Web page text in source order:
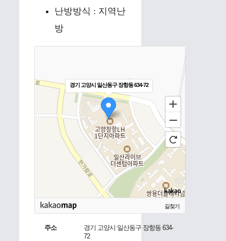
난방방식 : 지역난
방
경기 고양시 일산동구 장항동 634-72
길찾기
주소
경기 고양시 일산동구 장항동 634-
72